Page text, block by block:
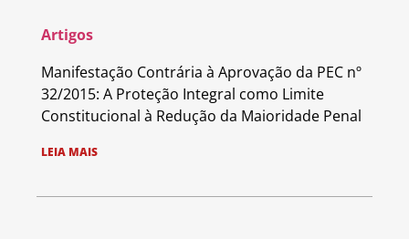
Artigos
Manifestação Contrária à Aprovação da PEC nº
32/2015: A Proteção Integral como Limite
Constitucional à Redução da Maioridade Penal
LEIA MAIS